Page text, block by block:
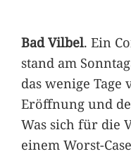
Bad Vilbel. Ein
stand am
das wenige
Eröffnung und
Was sich für die
einem Worst-